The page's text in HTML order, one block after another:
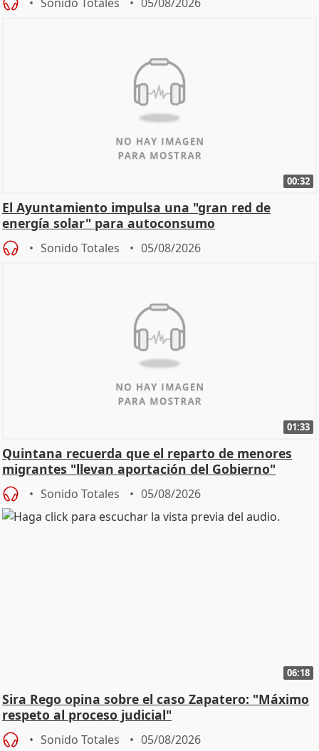
00:32
El Ayuntamiento impulsa una "gran red de
energía solar" para autoconsumo
Sonido Totales 05/08/2026
01:33
Quintana recuerda que el reparto de menores
migrantes "llevan aportación del Gobierno"
central
Sonido Totales 05/08/2026
06:18
Sira Rego opina sobre el caso Zapatero: "Máximo
respeto al proceso judicial"
Sonido Totales 05/08/2026